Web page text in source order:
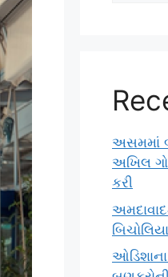
અસમમાં
અખિલ
કરી